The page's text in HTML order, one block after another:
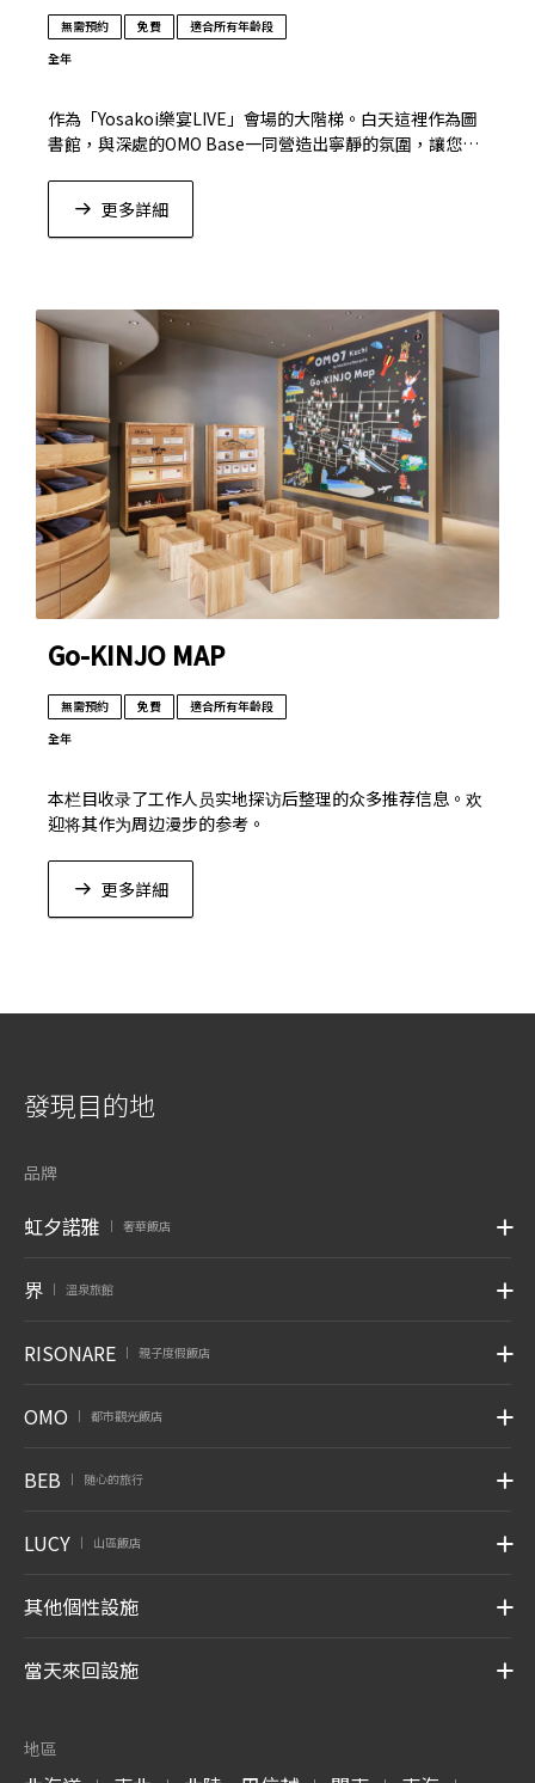
無需預約 免費
適合所有年齡段
全年
作為「Yosakoi樂宴LIVE」會場的大階梯。白天這裡作為圖
書館，與深處的OMO Base一同營造出寧靜的氛圍，讓您在
更多詳細
Go-KINJO MAP
無需預約 免費
適合所有年齡段
全年
本栏目收录了工作人员实地探访后整理的众多推荐信息。欢
迎将其作为周边漫步的参考。
更多詳細
發現目的地
品牌
虹夕諾雅 奢華飯店
界 溫泉旅館
RISONARE 親子度假飯店
OMO 都市觀光飯店
BEB 随心的旅行
LUCY 山區飯店
其他個性設施
當天來回設施
地區